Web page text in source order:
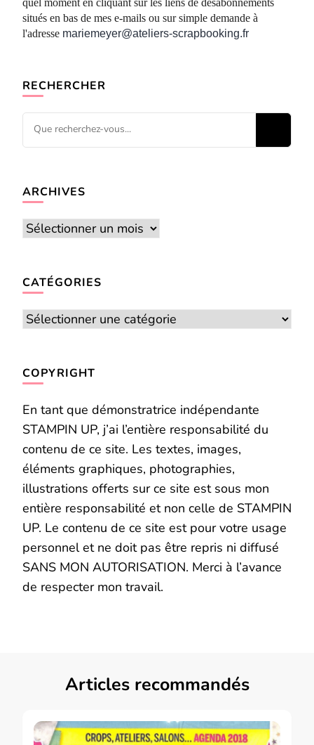
situés en bas de mes e-mails ou sur simple demande à
l'adresse mariemeyer@ateliers-scrapbooking.fr
RECHERCHER
Vous
recherchiez
ARCHIVES
Archives
CATÉGORIES
Catégories
COPYRIGHT
En tant que démonstratrice indépendante
STAMPIN UP, j’ai l’entière responsabilité du
contenu de ce site. Les textes, images,
éléments graphiques, photographies,
illustrations offerts sur ce site est sous mon
entière responsabilité et non celle de STAMPIN
UP. Le contenu de ce site est pour votre usage
personnel et ne doit pas être repris ni diffusé
SANS MON AUTORISATION. Merci à l’avance
de respecter mon travail.
Articles recommandés